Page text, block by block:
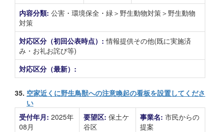
内容分類: 公害・環境保全・緑＞野生動物対策＞野生動物
対策
対応区分（初回公表時点）:情報提供その他(既に実施済
み・お礼お詫び等)
対応区分（最新）:
35. 空家近くに野生鳥獣への注意喚起の看板を設置してくださ
い
受付年月: 2025年
08月
要望区: 保土ケ
谷区
事業名: 市民からの
提案